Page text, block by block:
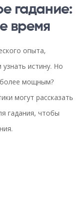
гадание:
время
опыта,
истину. Но
мощным?
могут рассказать
гадания, чтобы